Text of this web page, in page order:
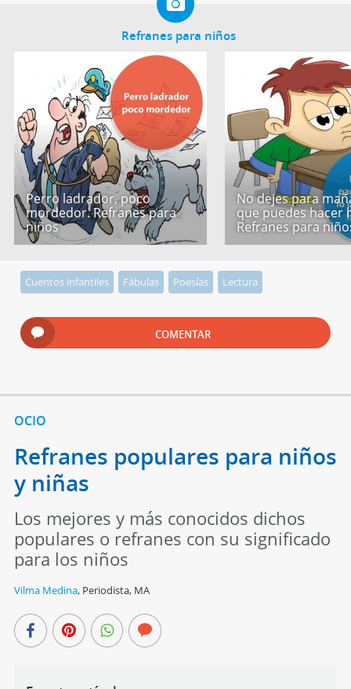
Refranes para niños
Perro ladrador, poco
mordedor. Refranes para
niños
No dejes para
que puedes hacer
Refranes para
Cuentos infantiles Fábulas Poesías Lectura
COMENTAR
OCIO
Refranes populares para niños
y niñas
Los mejores y más conocidos dichos
populares o refranes con su significado
para los niños
Vilma Medina, Periodista, MA